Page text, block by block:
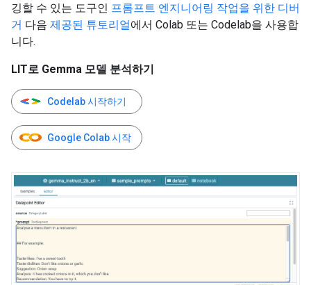
깅할 수 있는 도구인 프롬프트 엔지니어링 작업을 위한 디버
거 다음 제공된 튜토리얼에서 Colab 또는 Codelab을 사용합
니다.
LIT로 Gemma 모델 분석하기
Codelab 시작하기
Google Colab 시작